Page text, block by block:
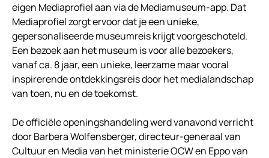
eigen Mediaprofiel aan via de Mediamuseum-app. Dat
Mediaprofiel zorgt ervoor dat je een unieke,
gepersonaliseerde museumreis krijgt voorgeschoteld.
Een bezoek aan het museum is voor alle bezoekers,
vanaf ca. 8 jaar, een unieke, leerzame maar vooral
inspirerende ontdekkingsreis door het medialandschap
van toen, nu en de toekomst.
De officiële openingshandeling werd vanavond verricht
door Barbera Wolfensberger, directeur-generaal van
Cultuur en Media van het ministerie OCW en Eppo van